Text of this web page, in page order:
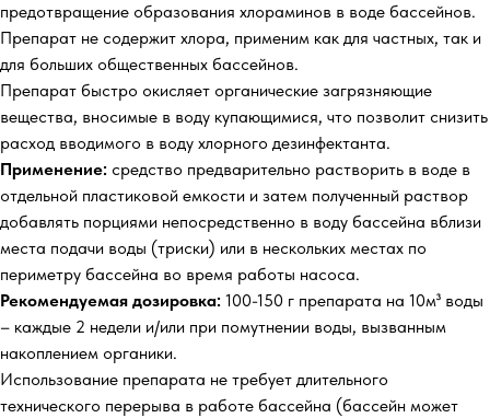
предотвращение образования хлораминов в воде бассейнов.
Препарат не содержит хлора, применим как для частных, так и
для больших общественных бассейнов.
Препарат быстро окисляет органические загрязняющие
вещества, вносимые в воду купающимися, что позволит снизить
расход вводимого в воду хлорного дезинфектанта.
Применение: средство предварительно растворить в воде в
отдельной пластиковой емкости и затем полученный раствор
добавлять порциями непосредственно в воду бассейна вблизи
места подачи воды (триски) или в нескольких местах по
периметру бассейна во время работы насоса.
Рекомендуемая дозировка: 100-150 г препарата на 10м³ воды
– каждые 2 недели и/или при помутнении воды, вызванным
накоплением органики.
Использование препарата не требует длительного
технического перерыва в работе бассейна (бассейн может